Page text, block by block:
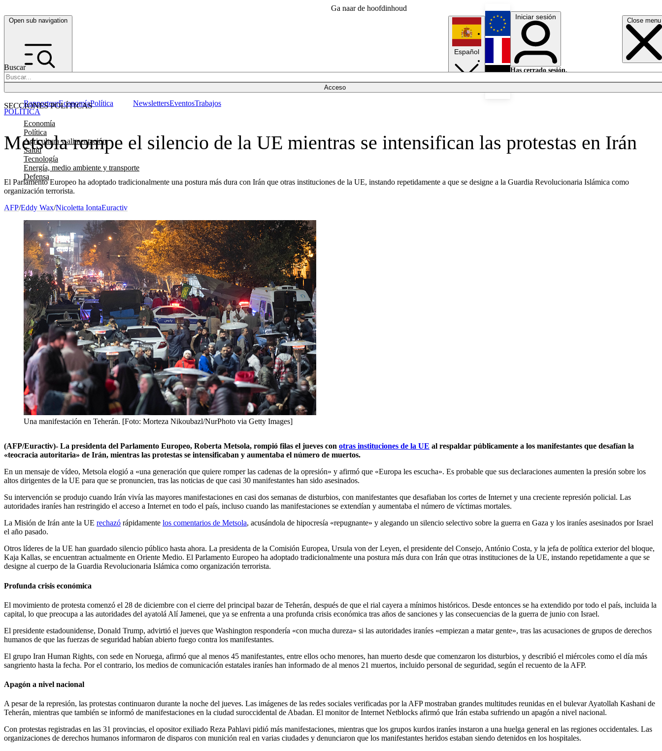
Ga naar de hoofdinhoud
Open sub navigation Close menu
Buscar
Acceso
SECCIONES POLÍTICAS
Economía
Política
Agricultura y alimentación
Salud
Tecnología
Energía, medio ambiente y transporte
Defensa
RapporteurEconomíaPolítica NewslettersEventosTrabajos
Español
English
Français
Iniciar sesión
Has cerrado sesión.
Metsola rompe el silencio de la UE mientras se intensifican las protestas en Irán
El Parlamento Europeo ha adoptado tradicionalmente una postura más dura con Irán que otras instituciones de la UE, instando repetidamente a que se designe a la Guardia Revolucionaria Islámica como
organización terrorista.
POLÍTICA
AFP/Eddy Wax/Nicoletta IontaEuractiv
Una manifestación en Teherán. [Foto: Morteza Nikoubazl/NurPhoto via Getty Images]
(AFP/Euractiv)- La presidenta del Parlamento Europeo, Roberta Metsola, rompió filas el jueves con otras instituciones de la UE al respaldar públicamente a los manifestantes que desafían la
«teocracia autoritaria» de Irán, mientras las protestas se intensificaban y aumentaba el número de muertos.
En un mensaje de vídeo, Metsola elogió a «una generación que quiere romper las cadenas de la opresión» y afirmó que «Europa les escucha». Es probable que sus declaraciones aumenten la presión sobre los
altos dirigentes de la UE para que se pronuncien, tras las noticias de que casi 30 manifestantes han sido asesinados.
Su intervención se produjo cuando Irán vivía las mayores manifestaciones en casi dos semanas de disturbios, con manifestantes que desafiaban los cortes de Internet y una creciente represión policial. Las
autoridades iraníes han restringido el acceso a Internet en todo el país, incluso cuando las manifestaciones se extendían y aumentaba el número de víctimas mortales.
La Misión de Irán ante la UE rechazó rápidamente los comentarios de Metsola, acusándola de hipocresía «repugnante» y alegando un silencio selectivo sobre la guerra en Gaza y los iraníes asesinados por Israel
el año pasado.
Otros líderes de la UE han guardado silencio público hasta ahora. La presidenta de la Comisión Europea, Ursula von der Leyen, el presidente del Consejo, António Costa, y la jefa de política exterior del bloque,
Kaja Kallas, se encuentran actualmente en Oriente Medio. El Parlamento Europeo ha adoptado tradicionalmente una postura más dura con Irán que otras instituciones de la UE, instando repetidamente a que se
designe al cuerpo de la Guardia Revolucionaria Islámica como organización terrorista.
Profunda crisis económica
El movimiento de protesta comenzó el 28 de diciembre con el cierre del principal bazar de Teherán, después de que el rial cayera a mínimos históricos. Desde entonces se ha extendido por todo el país, incluida la
capital, lo que preocupa a las autoridades del ayatolá Alí Jamenei, que ya se enfrenta a una profunda crisis económica tras años de sanciones y las consecuencias de la guerra de junio con Israel.
El presidente estadounidense, Donald Trump, advirtió el jueves que Washington respondería «con mucha dureza» si las autoridades iraníes «empiezan a matar gente», tras las acusaciones de grupos de derechos
humanos de que las fuerzas de seguridad habían abierto fuego contra los manifestantes.
El grupo Iran Human Rights, con sede en Noruega, afirmó que al menos 45 manifestantes, entre ellos ocho menores, han muerto desde que comenzaron los disturbios, y describió el miércoles como el día más
sangriento hasta la fecha. Por el contrario, los medios de comunicación estatales iraníes han informado de al menos 21 muertos, incluido personal de seguridad, según el recuento de la AFP.
Apagón a nivel nacional
A pesar de la represión, las protestas continuaron durante la noche del jueves. Las imágenes de las redes sociales verificadas por la AFP mostraban grandes multitudes reunidas en el bulevar Ayatollah Kashani de
Teherán, mientras que también se informó de manifestaciones en la ciudad suroccidental de Abadan. El monitor de Internet Netblocks afirmó que Irán estaba sufriendo un apagón a nivel nacional.
Con protestas registradas en las 31 provincias, el opositor exiliado Reza Pahlavi pidió más manifestaciones, mientras que los grupos kurdos iraníes instaron a una huelga general en las regiones occidentales. Las
organizaciones de derechos humanos informaron de disparos con munición real en varias ciudades y denunciaron que los manifestantes heridos estaban siendo detenidos en los hospitales.